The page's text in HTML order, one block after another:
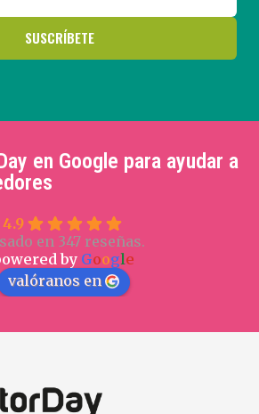
en Google para ayudar a
4.9
en 347 reseñas.
by Google
valóranos en